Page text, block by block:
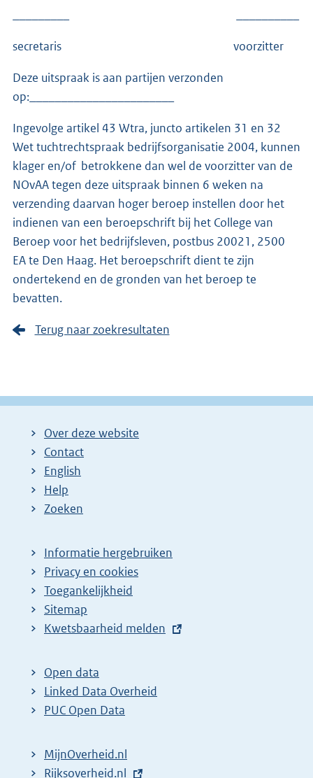
secretaris voorzitter
Deze uitspraak is aan partijen verzonden
op:_______________________
Ingevolge artikel 43 Wtra, juncto artikelen 31 en 32
Wet tuchtrechtspraak bedrijfsorganisatie 2004, kunnen
klager en/of betrokkene dan wel de voorzitter van de
NOvAA tegen deze uitspraak binnen 6 weken na
verzending daarvan hoger beroep instellen door het
indienen van een beroepschrift bij het College van
Beroep voor het bedrijfsleven, postbus 20021, 2500
EA te Den Haag. Het beroepschrift dient te zijn
ondertekend en de gronden van het beroep te
bevatten.
Terug naar zoekresultaten
Over deze website
Contact
English
Help
Zoeken
Informatie hergebruiken
Privacy en cookies
Toegankelijkheid
Sitemap
E
t
e
r
l
Kwetsbaarheid melden
Open data
Linked Data Overheid
PUC Open Data
MijnOverheid.nl
E
Rijksoverheid.nl